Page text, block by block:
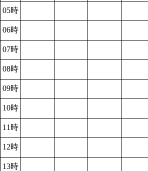
05時
06時
07時
08時
09時
10時
11時
12時
13時